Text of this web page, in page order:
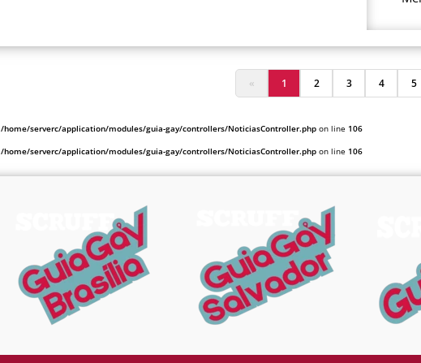
« 1 2 3 4 5
/home/serverc/application/modules/guia-gay/controllers/NoticiasController.php on line 106
/home/serverc/application/modules/guia-gay/controllers/NoticiasController.php on line 106